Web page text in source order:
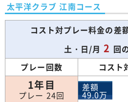
太平洋クラブ 江南コース
コスト対プレー料金の差
土・日/月 2 回
プレー回数
コスト
1年目
プレー 24回
差額
49.0万